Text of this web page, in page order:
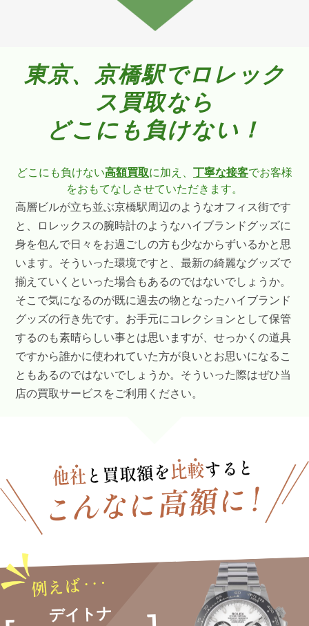
東京、京橋駅でロレック
ス買取なら
どこにも負けない！
どこにも負けない高額買取に加え、 丁寧な接客でお客様
をおもてなしさせていただきます。
高層ビルが立ち並ぶ京橋駅周辺のようなオフィス街です
と、ロレックスの腕時計のようなハイブランドグッズに
身を包んで日々をお過ごしの方も少なからずいるかと思
います。そういった環境ですと、最新の綺麗なグッズで
揃えていくといった場合もあるのではないでしょうか。
そこで気になるのが既に過去の物となったハイブランド
グッズの行き先です。お手元にコレクションとして保管
するのも素晴らしい事とは思いますが、せっかくの道具
ですから誰かに使われていた方が良いとお思いになるこ
ともあるのではないでしょうか。そういった際はぜひ当
店の買取サービスをご利用ください。
デイトナ